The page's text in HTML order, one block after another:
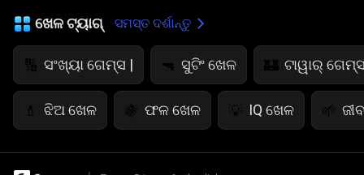
ଖେଳ ଟ୍ୟାଗ୍ ସମସ୍ତ ଦର୍ଶାନ୍ତୁ
🔢 ସଂଖ୍ୟା ଗେମ୍ସ | 🔫 ସୁଟିଂ ଖେଳ 🏰 ଟାୱାର୍
💄 ଝିଅ ଖେଳ 🍇 ଫଳ ଖେଳ 💡 IQ ଖେଳ 🌱